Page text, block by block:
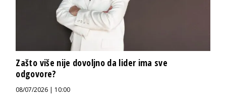
Zašto više nije dovoljno da lider ima sve
odgovore?
08/07/2026 | 10:00